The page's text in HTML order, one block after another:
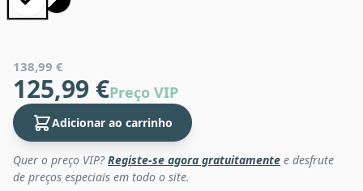
138,99 €
125,99 €Preço VIP
Adicionar ao carrinho
Quer o preço VIP?Registe-se agora gratuitamente e desfrute
de preços especiais em todo o site.